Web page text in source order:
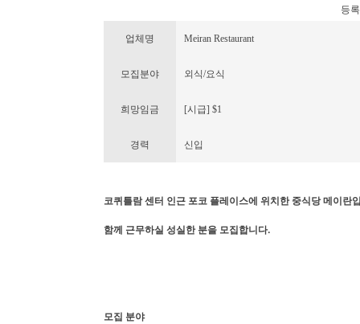
등
업체명 Meiran Restaurant
모집분야 외식/요식
희망임금 [시급] $1
경력 신입
코퀴틀람 센터 인근 포코 플레이스에 위치한 중식당 메이란
함께 근무하실 성실한 분을 모집합니다.
모집 분야